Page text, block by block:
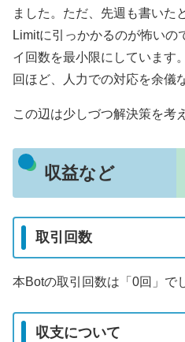
ました。ただ、先週も書いた
Limitに引っかかるのが怖いの
イ回数を最小限にしています
回ほど、人力での対応を余儀
この辺は少しづつ解決策を考
収益など
取引回数
本Botの取引回数は「0回」で
収支について